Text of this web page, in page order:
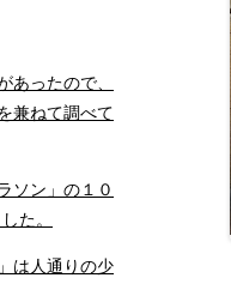
あったので、
兼ねて調べて
ソン」の１０
た。
は人通りの少